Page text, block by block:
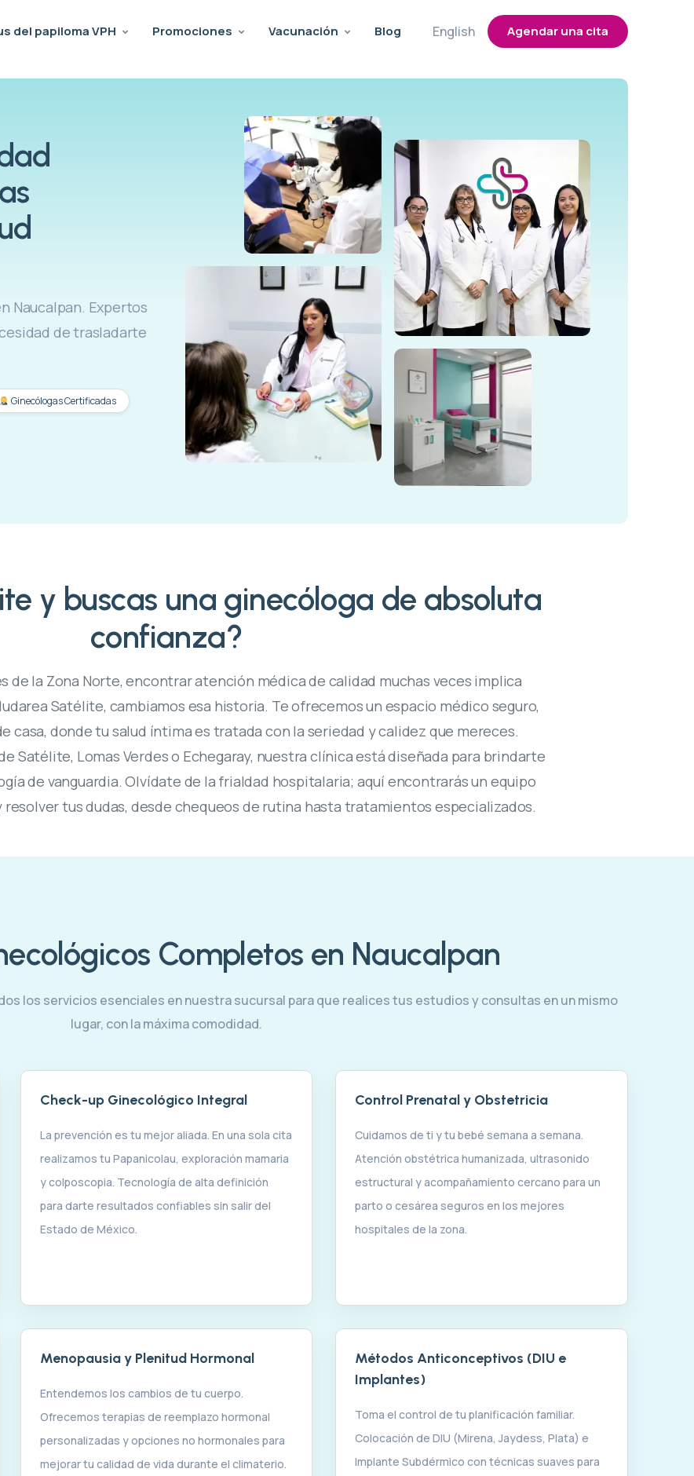
del papiloma VPH Promociones Vacunación Blog English Agendar una cita
Naucalpan. Expertos
de trasladarte
Ginecólogas Certificadas
y buscas una ginecóloga de absoluta
confianza?
de la Zona Norte, encontrar atención médica de calidad muchas veces implica
Satélite, cambiamos esa historia. Te ofrecemos un espacio médico seguro,
casa, donde tu salud íntima es tratada con la seriedad y calidez que mereces.
Satélite, Lomas Verdes o Echegaray, nuestra clínica está diseñada para brindarte
de vanguardia. Olvídate de la frialdad hospitalaria; aquí encontrarás un equipo
tus dudas, desde chequeos de rutina hasta tratamientos especializados.
Completos en Naucalpan
los servicios esenciales en nuestra sucursal para que realices tus estudios y consultas en un mismo
lugar, con la máxima comodidad.
Check-up Ginecológico Integral
La prevención es tu mejor aliada. En una sola cita
realizamos tu Papanicolau, exploración mamaria
y colposcopia. Tecnología de alta definición
para darte resultados confiables sin salir del
Estado de México.
Control Prenatal y Obstetricia
Cuidamos de ti y tu bebé semana a semana.
Atención obstétrica humanizada, ultrasonido
estructural y acompañamiento cercano para un
parto o cesárea seguros en los mejores
hospitales de la zona.
Menopausia y Plenitud Hormonal
Entendemos los cambios de tu cuerpo.
Ofrecemos terapias de reemplazo hormonal
personalizadas y opciones no hormonales para
mejorar tu calidad de vida durante el climaterio.
Métodos Anticonceptivos (DIU e
Implantes)
Toma el control de tu planificación familiar.
Colocación de DIU (Mirena, Jaydess, Plata) e
Implante Subdérmico con técnicas suaves para